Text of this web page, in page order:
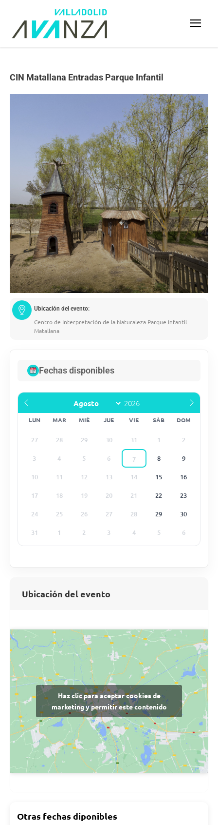
CIN Matallana Entradas Parque Infantil
Ubicación del evento:
Centro de Interpretación de la Naturaleza Parque Infantil
Matallana
Fechas disponibles
LUN MAR MIÉ JUE VIE SÁB DOM
27 28 29 30 31 1 2
3 4 5 6 7 8 9
10 11 12 13 14 15 16
17 18 19 20 21 22 23
24 25 26 27 28 29 30
31 1 2 3 4 5 6
Ubicación del evento
Haz clic para aceptar cookies de
marketing y permitir este contenido
Otras fechas diponibles